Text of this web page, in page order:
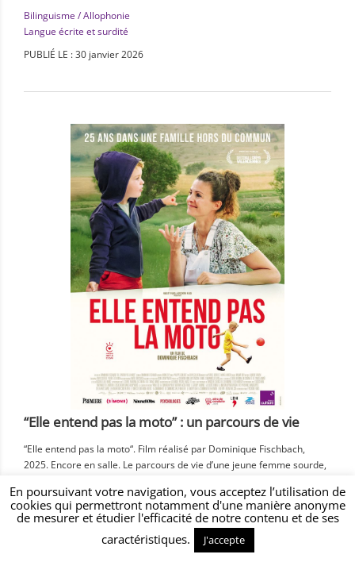
Bilinguisme / Allophonie
Langue écrite et surdité
PUBLIÉ LE : 30 janvier 2026
“Elle entend pas la moto” : un parcours de vie
“Elle entend pas la moto“. Film réalisé par Dominique Fischbach,
2025. Encore en salle. Le parcours de vie d’une jeune femme sourde,
parents, a travaillé de longues années avec une orthophoniste, est
devenue kinésithérapeute, a des enfants… voici ce que propose le
En poursuivant votre navigation, vous acceptez l’utilisation de
cookies qui permettront notamment d'une manière anonyme
de mesurer et étudier l'efficacité de notre contenu et de ses
caractéristiques.
J'accepte